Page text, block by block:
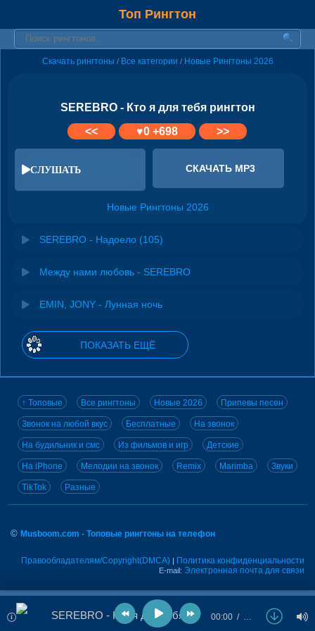
Топ Рингтон
Скачать рингтоны / Все категории / Новые Рингтоны 2026
SEREBRO - Кто я для тебя рингтон
<<
♥0+698 >>
СЛУШАТЬ СКАЧАТЬ MP3
Новые Рингтоны 2026
SEREBRO - Надоело (105)
Между нами любовь - SEREBRO
EMIN, JONY - Лунная ночь
ПОКАЗАТЬ ЕЩЁ
↑ Топовые Все рингтоны Новые 2026 Припевы песен
Звонок на любой вкус Бесплатные На звонок
На будильник и смс Из фильмов и игр Детские
На iPhone Мелодии на звонок Remix Marimba Звуки
TikTok Разные
© Musboom.com - Топовые рингтоны на телефон
Правообладателям/Copyright(DMCA) | Политика конфиденциальности
E-mail: Электронная почта для связи
SEREBRO - Кто я для тебя 00:00 …